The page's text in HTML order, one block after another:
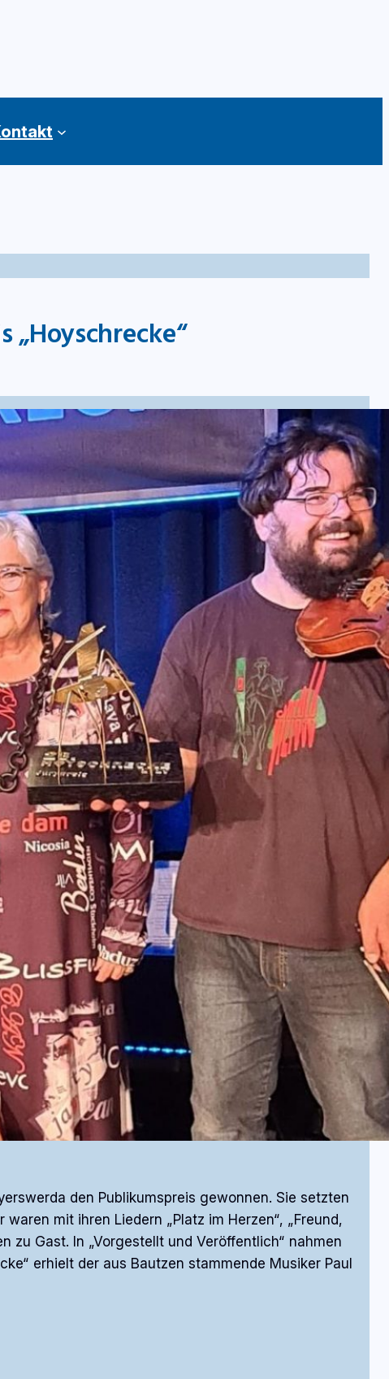
den Publikumspreis gewonnen. Sie setzten
mit ihren Liedern „Platz im Herzen“, „Freund,
zu Gast. In „Vorgestellt und Veröffentlich“ nahmen
erhielt der aus Bautzen stammende Musiker Paul